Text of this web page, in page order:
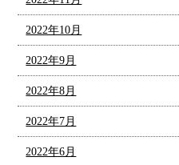
2022年10月
2022年9月
2022年8月
2022年7月
2022年6月